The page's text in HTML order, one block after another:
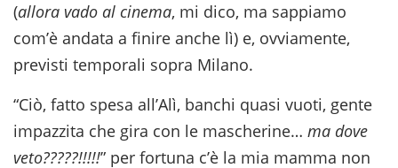
(allora vado al cinema, mi dico, ma sappiamo
com’è andata a finire anche lì) e, ovviamente,
previsti temporali sopra Milano.
“Ciò, fatto spesa all’Alì, banchi quasi vuoti, gente
impazzita che gira con le mascherine… ma dove
veto?????!!!!!” per fortuna c’è la mia mamma non